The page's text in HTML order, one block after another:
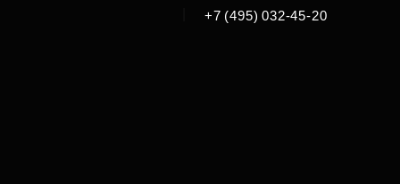
+7 (495) 032-45-20